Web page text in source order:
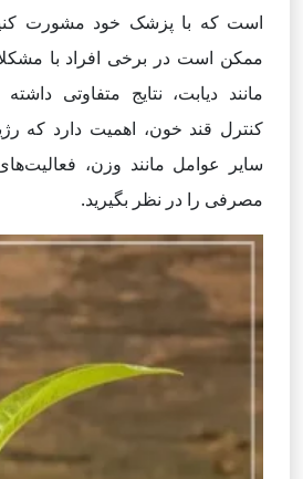
است که با پزشک خود مشورت
ممکن است در برخی افراد با
مانند دیابت، نتایج متفاوتی
کنترل قند خون، اهمیت دارد که
سایر عوامل مانند وزن،
مصرفی را در نظر بگیرید.